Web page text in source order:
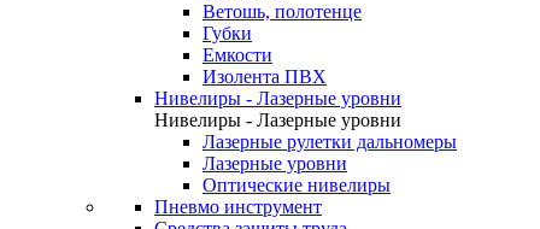
Ветошь, полотенце
Губки
Емкости
Изолента ПВХ
Нивелиры - Лазерные уровни
Нивелиры - Лазерные уровни
Лазерные рулетки дальномеры
Лазерные уровни
Оптические нивелиры
Пневмо инструмент